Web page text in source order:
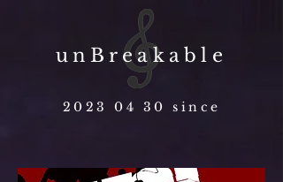
unBreakable
2023 04 30 since